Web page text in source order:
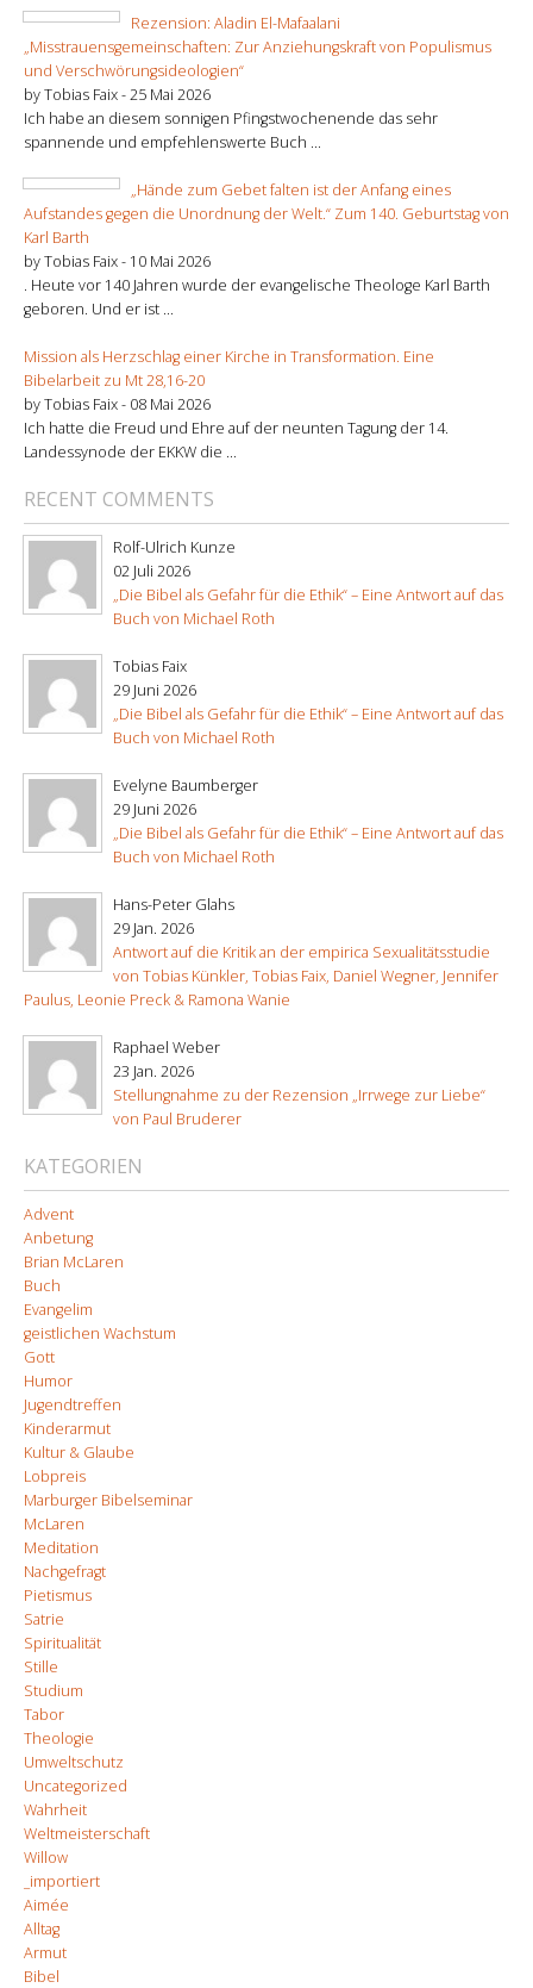
Rezension: Aladin El-Mafaalani
„Misstrauensgemeinschaften: Zur Anziehungskraft von Populismus
und Verschwörungsideologien“
by Tobias Faix -25 Mai 2026
Ich habe an diesem sonnigen Pfingstwochenende das sehr
spannende und empfehlenswerte Buch ...
„Hände zum Gebet falten ist der Anfang eines
Aufstandes gegen die Unordnung der Welt.“ Zum 140. Geburtstag von
Karl Barth
by Tobias Faix - 10 Mai 2026
. Heute vor 140 Jahren wurde der evangelische Theologe Karl Barth
geboren. Und er ist ...
Mission als Herzschlag einer Kirche in Transformation. Eine
Bibelarbeit zu Mt 28,16-20
by Tobias Faix - 08 Mai 2026
Ich hatte die Freud und Ehre auf der neunten Tagung der 14.
Landessynode der EKKW die ...
RECENT COMMENTS
Rolf-Ulrich Kunze
02 Juli 2026
„Die Bibel als Gefahr für die Ethik“ – Eine Antwort auf das
Buch von Michael Roth
Tobias Faix
29 Juni 2026
„Die Bibel als Gefahr für die Ethik“ – Eine Antwort auf das
Buch von Michael Roth
Evelyne Baumberger
29 Juni 2026
„Die Bibel als Gefahr für die Ethik“ – Eine Antwort auf das
Buch von Michael Roth
Hans-Peter Glahs
29 Jan. 2026
Antwort auf die Kritik an der empirica Sexualitätsstudie
von Tobias Künkler, Tobias Faix, Daniel Wegner, Jennifer
Paulus, Leonie Preck & Ramona Wanie
Raphael Weber
23 Jan. 2026
Stellungnahme zu der Rezension „Irrwege zur Liebe“
von Paul Bruderer
KATEGORIEN
Advent
Anbetung
Brian McLaren
Buch
Evangelim
geistlichen Wachstum
Gott
Humor
Jugendtreffen
Kinderarmut
Kultur & Glaube
Lobpreis
Marburger Bibelseminar
McLaren
Meditation
Nachgefragt
Pietismus
Satrie
Spiritualität
Stille
Studium
Tabor
Theologie
Umweltschutz
Uncategorized
Wahrheit
Weltmeisterschaft
Willow
_importiert
Aimée
Alltag
Armut
Bibel